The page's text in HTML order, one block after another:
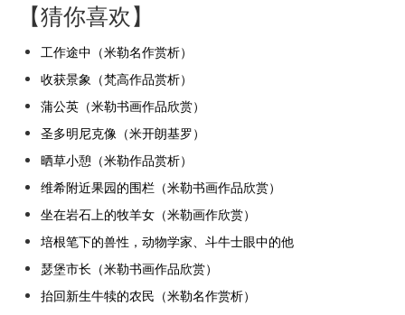
【猜你喜欢】
工作途中（米勒名作赏析）
收获景象（梵高作品赏析）
蒲公英（米勒书画作品欣赏）
圣多明尼克像（米开朗基罗）
晒草小憩（米勒作品赏析）
维希附近果园的围栏（米勒书画作品欣赏）
坐在岩石上的牧羊女（米勒画作欣赏）
培根笔下的兽性，动物学家、斗牛士眼中的他
瑟堡市长（米勒书画作品欣赏）
抬回新生牛犊的农民（米勒名作赏析）